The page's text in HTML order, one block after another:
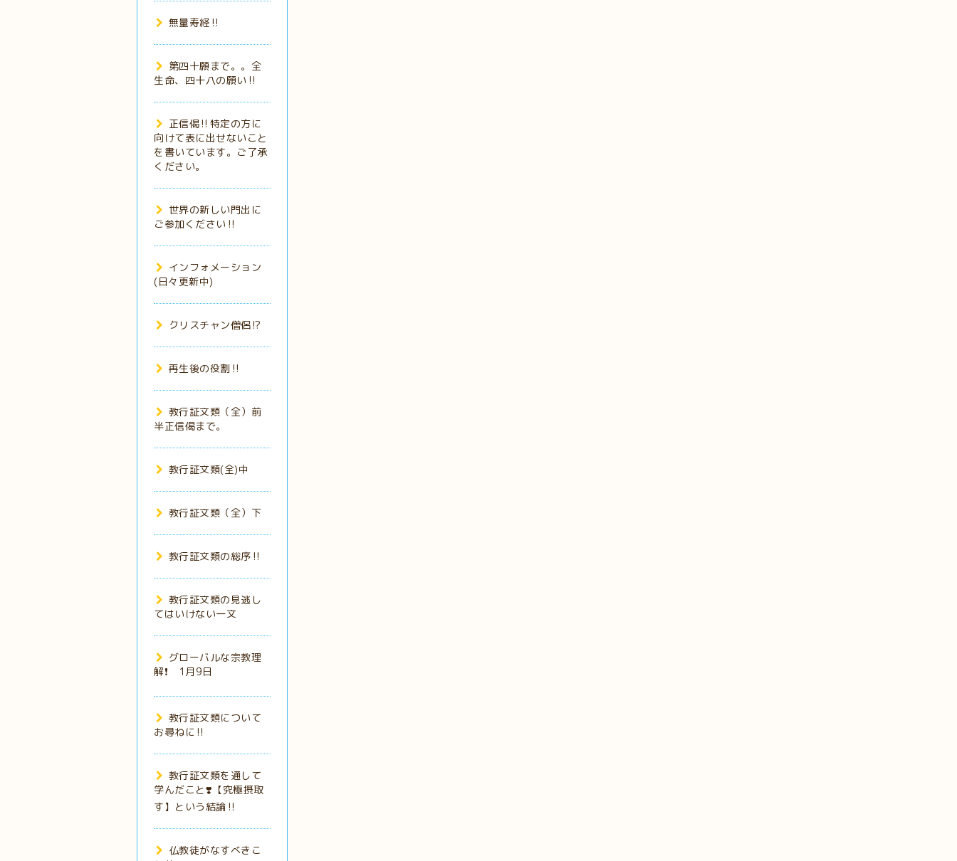
無量寿経‼️
第四十願まで。。全
生命、四十八の願い‼️
正信偈‼️特定の方に
向けて表に出せないこと
を書いています。ご了承
ください。
世界の新しい門出に
ご参加ください‼️
インフォメーション
(日々更新中)
クリスチャン僧侶⁉️
再生後の役割‼️
教行証文類（全）前
半正信偈まで。
教行証文類(全)中
教行証文類（全）下
教行証文類の総序‼️
教行証文類の見逃し
てはいけない一文
グローバルな宗教理
解❗️ 1月9日
教行証文類について
お尋ねに‼️
教行証文類を通して
学んだこと❣️【究極摂取
す】という結論‼️
仏教徒がなすべきこ